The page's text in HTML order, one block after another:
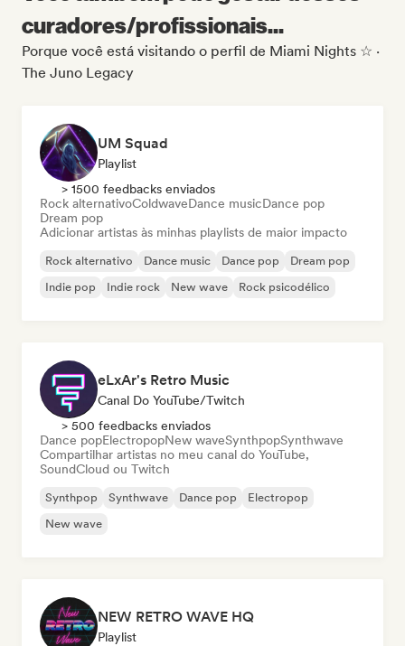
curadores/profissionais...
Porque você está visitando o perfil de Miami Nights ☆ ·
The Juno Legacy
UM Squad
Playlist
> 1500 feedbacks enviados
Rock alternativoColdwaveDance musicDance pop
Dream pop
Adicionar artistas às minhas playlists de maior impacto
Rock alternativo Dance music Dance pop
Dream pop
Indie pop
Indie rock New wave Rock psicodélico
eLxAr's Retro Music
Canal Do YouTube/Twitch
> 500 feedbacks enviados
Dance popElectropopNew waveSynthpopSynthwave
Compartilhar artistas no meu canal do YouTube,
SoundCloud ou Twitch
Synthpop Synthwave Dance pop
Electropop
New wave
NEW RETRO WAVE HQ
Playlist